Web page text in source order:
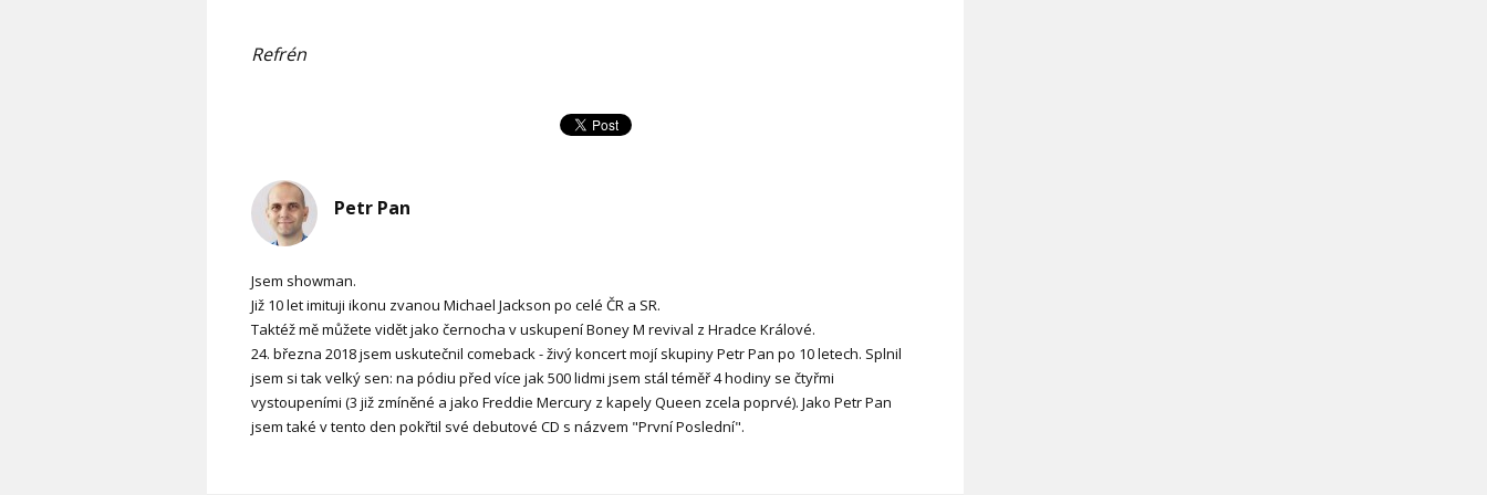
Refrén
Petr Pan
Jsem showman.
Již 10 let imituji ikonu zvanou Michael Jackson po celé ČR a SR.
Taktéž mě můžete vidět jako černocha v uskupení Boney M revival z Hradce Králové.
24. března 2018 jsem uskutečnil comeback - živý koncert mojí skupiny Petr Pan po 10 letech. Splnil
jsem si tak velký sen: na pódiu před více jak 500 lidmi jsem stál téměř 4 hodiny se čtyřmi
vystoupeními (3 již zmíněné a jako Freddie Mercury z kapely Queen zcela poprvé). Jako Petr Pan
jsem také v tento den pokřtil své debutové CD s názvem "První Poslední".